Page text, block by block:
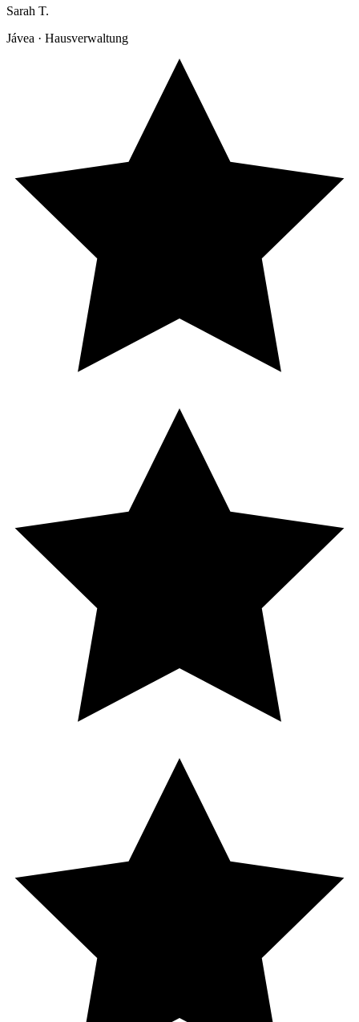
Sarah T.
Jávea · Hausverwaltung